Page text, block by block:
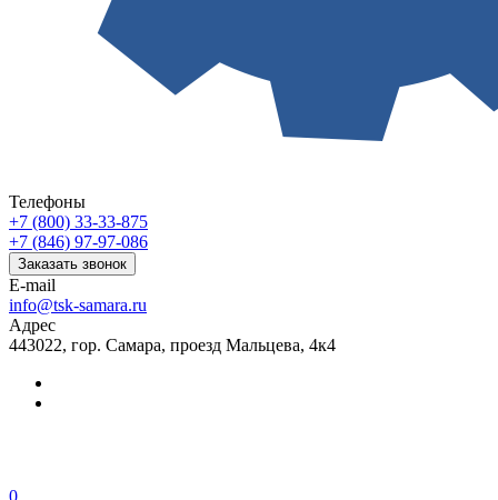
Телефоны
+7 (800) 33-33-875
+7 (846) 97-97-086
Заказать звонок
E-mail
info@tsk-samara.ru
Адрес
443022, гор. Самара, проезд Мальцева, 4к4
0